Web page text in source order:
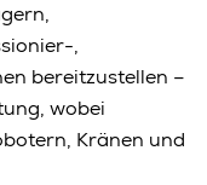
,
bereitzustellen –
wobei
Kränen und